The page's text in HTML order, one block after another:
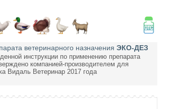
ветеринарного назначения ЭКО-ДЕЗ
инструкции по применению препарата
компанией-производителем для
Видаль Ветеринар 2017 года